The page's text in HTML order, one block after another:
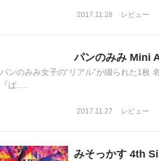
2017.11.28 レビュー
パンのみみ Mini
パンのみみ女子の“リアル”が綴られた1枚
『ぱ.....
2017.11.27 レビュー
みそっかす 4th